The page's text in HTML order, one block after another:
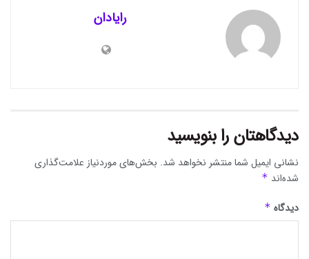
رایادان
دیدگاهتان را بنویسید
نشانی ایمیل شما منتشر نخواهد شد. بخش‌های موردنیاز علامت‌گذاری
شده‌اند *
دیدگاه *